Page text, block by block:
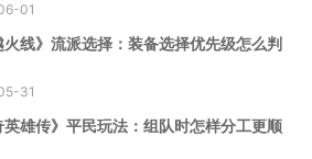
01
火线》流派选择：装备选择优先级怎么判
31
英雄传》平民玩法：组队时怎样分工更顺